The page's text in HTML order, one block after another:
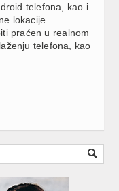
telefona, kao i
lokacije.
praćen u realnom
telefona, kao